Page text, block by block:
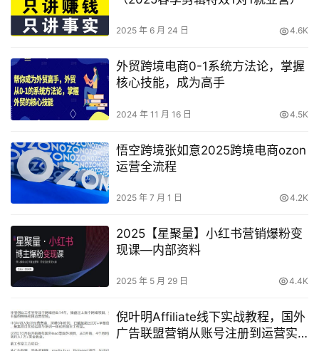
2025 年 6 月 24 日 4.6K
外贸跨境电商0-1系统方法论，掌握
核心技能，成为高手
2024 年 11 月 16 日 4.5K
悟空跨境张如意2025跨境电商ozon
运营全流程
2025 年 7 月 1 日 4.2K
2025【星聚量】小红书营销爆粉变
现课—内部资料
2025 年 5 月 29 日 4.4K
倪叶明Affiliate线下实战教程，国外
广告联盟营销从账号注册到运营实